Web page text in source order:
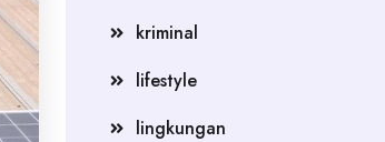
kriminal
lifestyle
lingkungan